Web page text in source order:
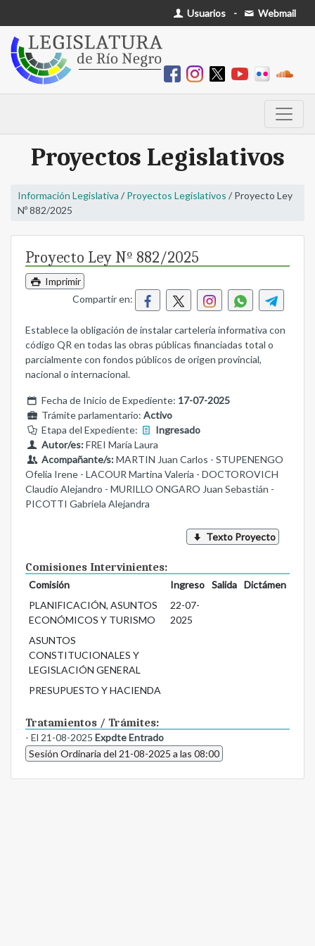
Usuarios - Webmail
Proyectos Legislativos
Información Legislativa / Proyectos Legislativos / Proyecto Ley
Nº 882/2025
Proyecto Ley Nº 882/2025
Imprimir
Compartir en:
Establece la obligación de instalar cartelería informativa con
código QR en todas las obras públicas financiadas total o
parcialmente con fondos públicos de origen provincial,
nacional o internacional.
Fecha de Inicio de Expediente: 17-07-2025
Trámite parlamentario: Activo
Etapa del Expediente:
Ingresado
Autor/es:FREI María Laura
Acompañante/s:MARTIN Juan Carlos - STUPENENGO
Ofelia Irene - LACOUR Martina Valeria - DOCTOROVICH
Claudio Alejandro - MURILLO ONGARO Juan Sebastián -
PICOTTI Gabriela Alejandra
Texto Proyecto
Comisiones Intervinientes:
Comisión Ingreso Salida
Dictámen
PLANIFICACIÓN, ASUNTOS
ECONÓMICOS Y TURISMO
22-07-
2025
ASUNTOS
CONSTITUCIONALES Y
LEGISLACIÓN GENERAL
PRESUPUESTO Y HACIENDA
Tratamientos / Trámites:
- El 21-08-2025 Expdte Entrado
Sesión Ordinaria del 21-08-2025 a las 08:00